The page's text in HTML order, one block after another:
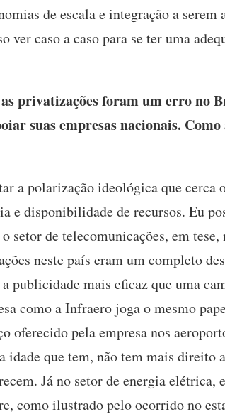
de escala e integração a serem
caso a caso para se ter uma
privatizações foram um erro no
suas empresas nacionais. Como
a polarização ideológica que cerca
e disponibilidade de recursos. Eu
de telecomunicações, em tese,
neste país eram um completo
publicidade mais eficaz que uma
como a Infraero joga o mesmo
oferecido pela empresa nos
idade que tem, não tem mais direito
Já no setor de energia elétrica,
como ilustrado pelo ocorrido no